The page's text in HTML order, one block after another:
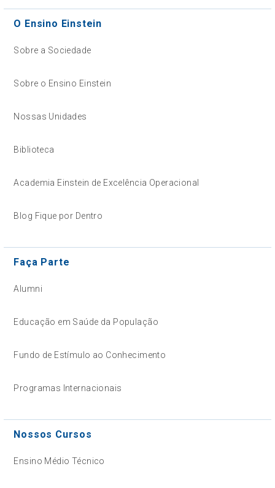
O Ensino Einstein
Sobre a Sociedade
Sobre o Ensino Einstein
Nossas Unidades
Biblioteca
Academia Einstein de Excelência Operacional
Blog Fique por Dentro
Faça Parte
Alumni
Educação em Saúde da População
Fundo de Estímulo ao Conhecimento
Programas Internacionais
Nossos Cursos
Ensino Médio Técnico